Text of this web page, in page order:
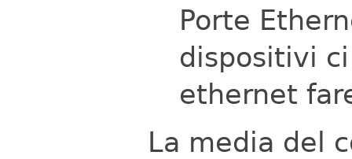
Porte
dispositivi
ethernet
La media del